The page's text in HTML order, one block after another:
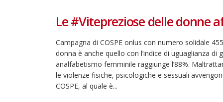
Le #Vitepreziose delle donne
Campagna di COSPE onlus con numero solidale
donna è anche quello con l’indice di uguaglianza
analfabetismo femminile raggiunge l’88%.
le violenze fisiche, psicologiche e sessuali
COSPE, al quale è...